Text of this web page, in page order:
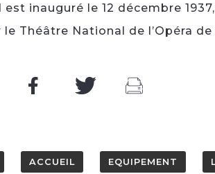
inauguré le 12 décembre
Théâtre National de l’Opéra de
ACCUEIL EQUIPEMENT